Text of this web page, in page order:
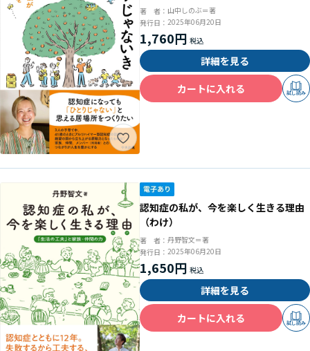
著 者： 山中しのぶ＝著
発行日： 2025年06月20日
1,760円
詳細を見る
カートに入れる
試し読み
認知症の私が、今を楽しく生きる理由
（わけ）
著 者： 丹野智文＝著
発行日： 2025年06月20日
1,650円
詳細を見る
カートに入れる
試し読み